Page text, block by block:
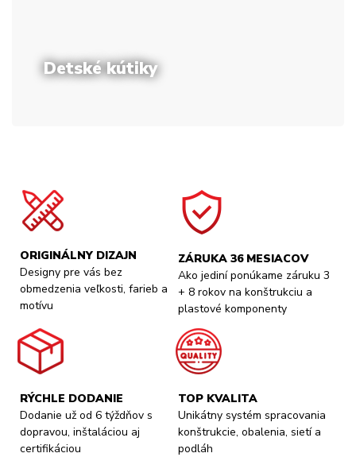
Detské kútiky
ORIGINÁLNY DIZAJN
Designy pre vás bez
obmedzenia veľkosti, farieb a
motívu
ZÁRUKA 36 MESIACOV
Ako jediní ponúkame záruku 3
+ 8 rokov na konštrukciu a
plastové komponenty
RÝCHLE DODANIE
Dodanie už od 6 týždňov s
dopravou, inštaláciou aj
certifikáciou
TOP KVALITA
Unikátny systém spracovania
konštrukcie, obalenia, sietí a
podláh